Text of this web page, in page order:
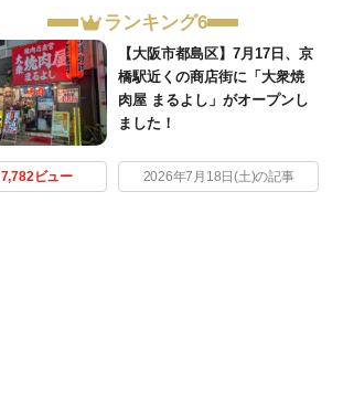
ランキング6
【大阪市都島区】7月17日、京
橋駅近くの商店街に「大衆焼
肉屋 まるよし」がオープンし
ました！
7,782ビュー 2026年7月18日(土)の記事